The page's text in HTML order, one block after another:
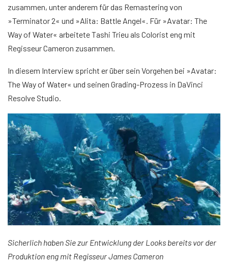
zusammen, unter anderem für das Remastering von
»Terminator 2« und »Alita: Battle Angel«. Für »Avatar: The
Way of Water« arbeitete Tashi Trieu als Colorist eng mit
Regisseur Cameron zusammen.
In diesem Interview spricht er über sein Vorgehen bei »Avatar:
The Way of Water« und seinen Grading-Prozess in DaVinci
Resolve Studio.
Sicherlich haben Sie zur Entwicklung der Looks bereits vor der
Produktion eng mit Regisseur James Cameron